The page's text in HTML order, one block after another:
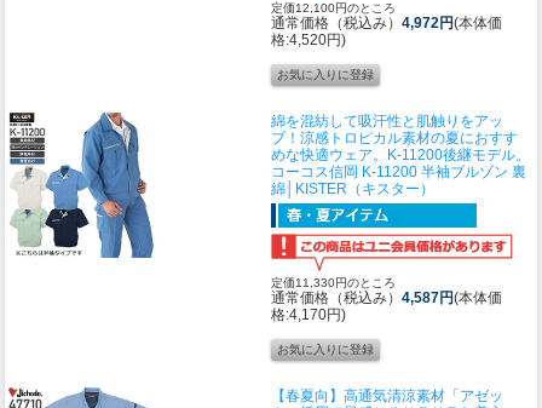
定価12,100円のところ
通常価格（税込み） 4,972円(本体価
格:4,520円)
綿を混紡して吸汗性と肌触りをアッ
プ！涼感トロピカル素材の夏におすす
めな快適ウェア。K-11200後継モデル。
コーコス信岡 K-11200 半袖ブルゾン 裏
綿│KISTER（キスター）
定価11,330円のところ
通常価格（税込み） 4,587円(本体価
格:4,170円)
【春夏向】高通気清涼素材「アゼッ